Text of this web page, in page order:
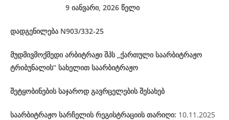
9 იანვარი, 2026 წელი
დადგენილება N903/332-25
მუდმივმოქმედი არბიტრაჟი შპს „ქართული საარბიტრაჟო
ტრიბუნალის“ სახელით საარბიტრაჟო
შეტყობინების საჯაროდ გავრცელების შესახებ
საარბიტრაჟო სარჩელის რეგისტრაციის თარიღი: 10.11.2025